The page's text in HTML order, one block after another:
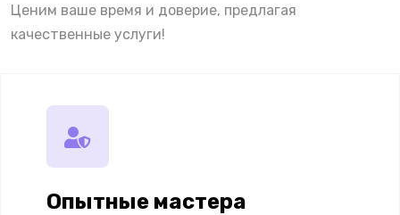
Ценим ваше время и доверие, предлагая
качественные услуги!
Опытные мастера